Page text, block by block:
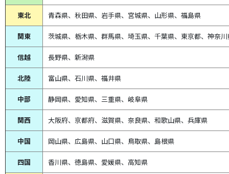
東北 青森県、 秋田県、 岩手県、宮城県、山形県、福島県
関東 茨城県、栃木県、群馬県、埼玉県、千葉県、東京都、神奈
信越 長野県、新潟県
北陸 富山県、 石川県、 福井県
中部 静岡県、 愛知県、 三重県、 岐阜県
関西 大阪府、京都府、滋賀県、奈良県、和歌山県、兵庫県
中国 岡山県、広島県、山口県、鳥取県、島根県
四国 香川県、徳島県、愛媛県、高知県